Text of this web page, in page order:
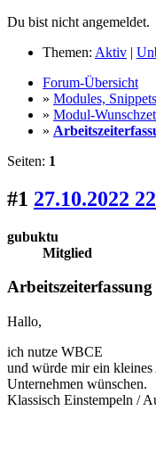
Du bist nicht angemeldet.
Themen: Aktiv |
Forum-Übersicht
» Modules,
» Modul-
»
Seiten: 1
#1 27.10.2022
gubuktu
Mitglied
Arbeitszeiterfassung
Hallo,
ich nutze WBCE
und würde mir ein
Unternehmen wünschen.
Klassisch Einstempeln /